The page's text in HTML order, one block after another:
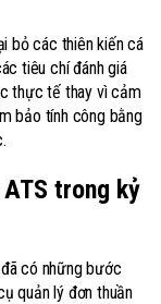
bỏ các thiên kiến cá
tiêu chí đánh giá
thực tế thay vì cảm
bảo tính công bằng
trong kỷ
đã có những bước
quản lý đơn thuần